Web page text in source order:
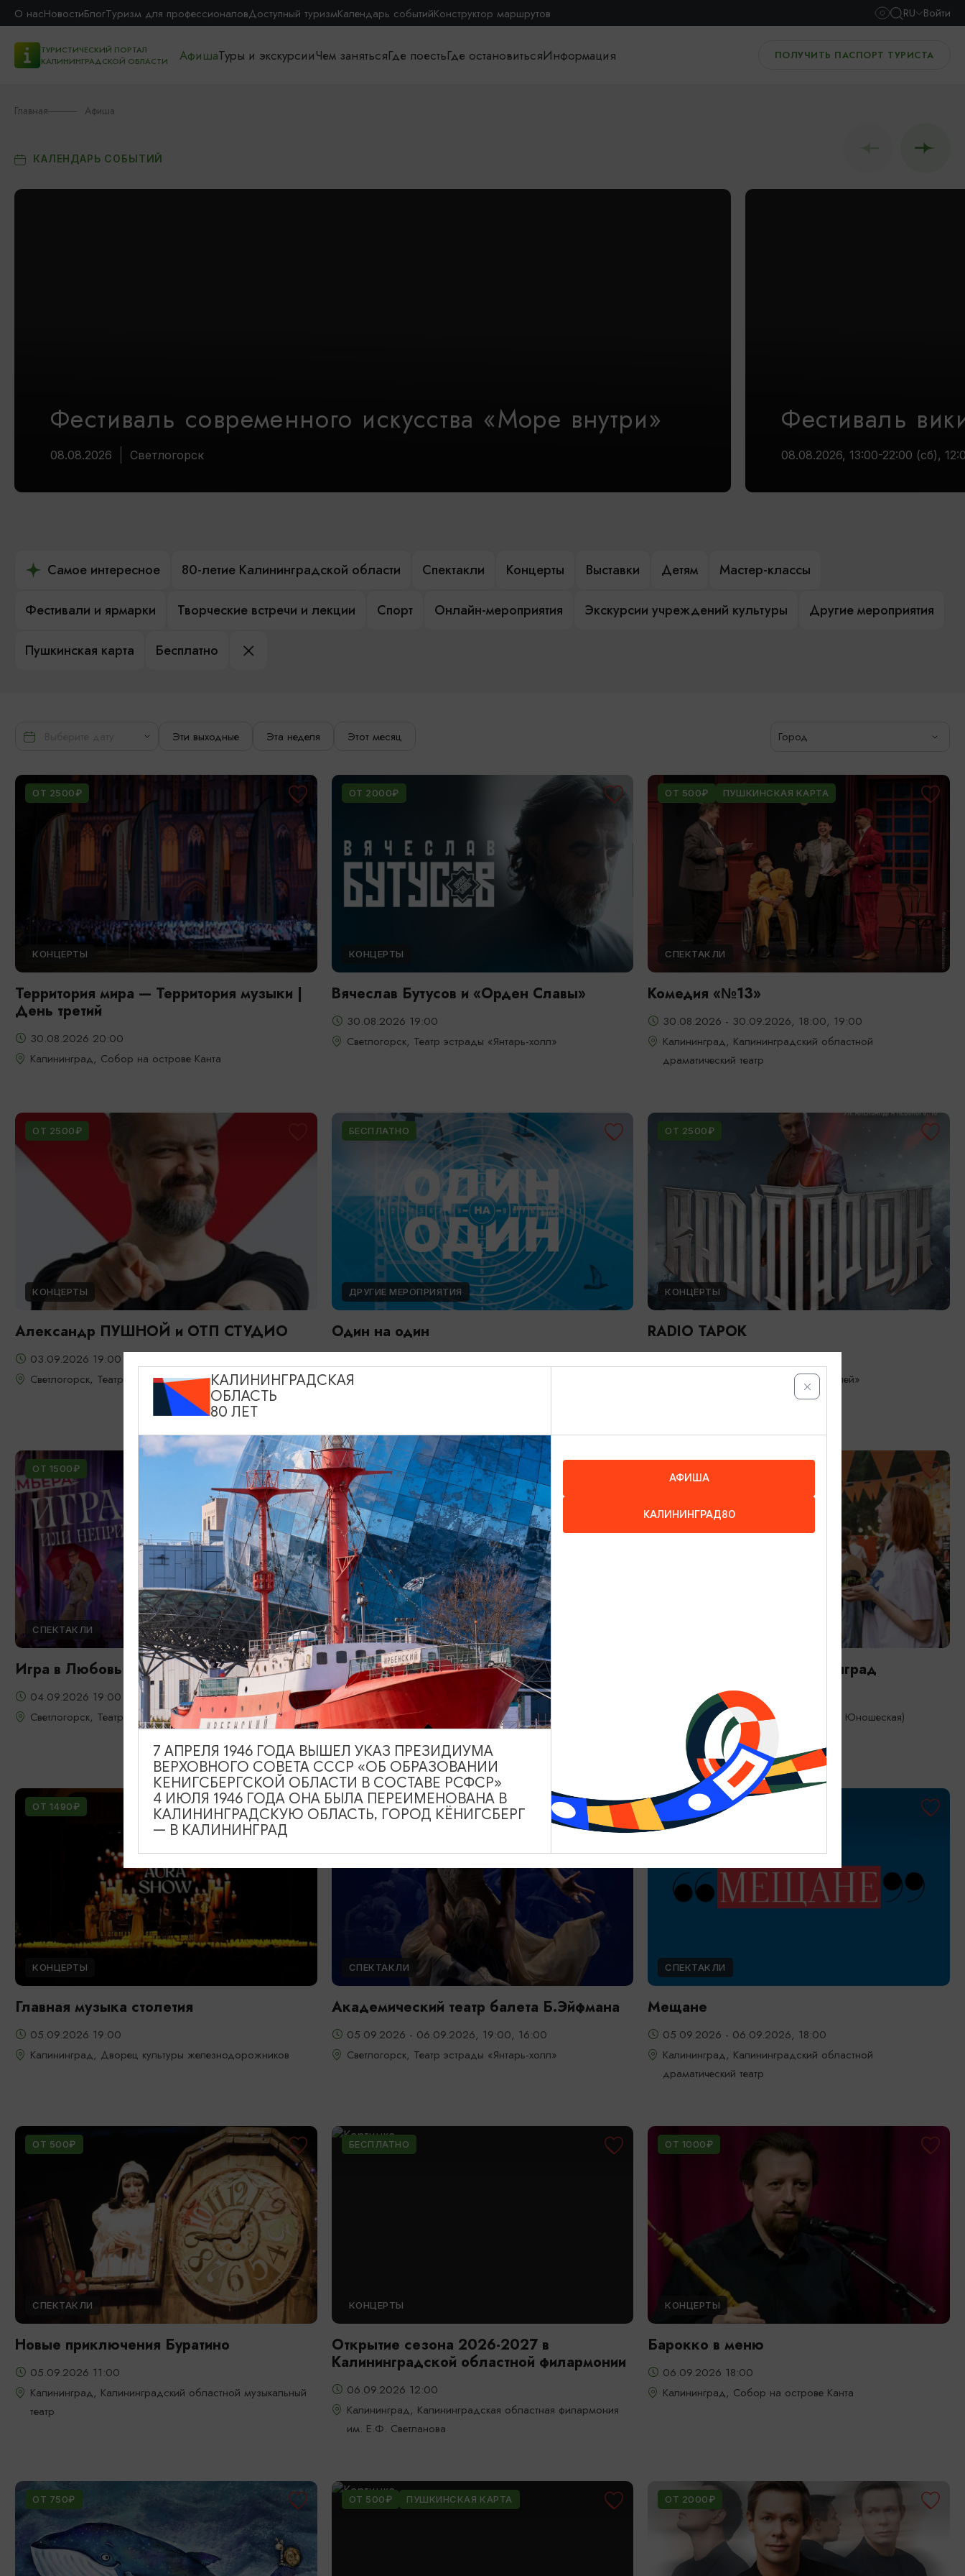
О насНовостиБлогТуризм для профессионаловДоступный туризмКалендарь событийКонструктор маршрутов RU Войти
ТУРИСТИЧЕСКИЙ ПОРТАЛ
КАЛИНИНГРАДСКОЙ ОБЛАСТИ
АфишаТуры и экскурсииЧем занятьсяГде поестьГде остановитьсяИнформация ПОЛУЧИТЬ ПАСПОРТ ТУРИСТА
Главная Афиша
КАЛЕНДАРЬ СОБЫТИЙ
Фестиваль современного искусства «Море внутри»
08.08.2026 Светлогорск
Фестиваль
08.08.2026, 13:00-22:00 (сб),
Самое интересное 80-летие Калининградской области Спектакли Концерты Выставки Детям Мастер-классы
Фестивали и ярмарки Творческие встречи и лекции Спорт Онлайн-мероприятия Экскурсии учреждений культуры Другие мероприятия
Пушкинская карта Бесплатно
Эти выходные Эта неделя Этот месяц Город
ОТ 2500₽
КОНЦЕРТЫ
Территория мира — Территория музыки |
День третий
30.08.2026 20:00
Калининград, Собор на острове Канта
ОТ 2000₽
КОНЦЕРТЫ
Вячеслав Бутусов и «Орден Славы»
30.08.2026 19:00
Светлогорск, Театр эстрады «Янтарь-холл»
ОТ 500₽ ПУШКИНСКАЯ КАРТА
СПЕКТАКЛИ
Комедия «№13»
30.08.2026 - 30.09.2026, 18:00, 19:00
Калининград, Калининградский областной
драматический театр
ОТ 2500₽
КОНЦЕРТЫ
Александр ПУШНОЙ и ОТП СТУДИО
03.09.2026 19:00
Светлогорск, Театр эстрады «Янтарь-холл»
БЕСПЛАТНО
ДРУГИЕ МЕРОПРИЯТИЯ
Один на один
Калининград, Калининградская областная филармония
ОТ 2500₽
КОНЦЕРТЫ
RADIO TAPOK
Калининград, РК «Резиденция королей»
ОТ 1500₽
СПЕКТАКЛИ
Игра в Любовь
04.09.2026 19:00
Светлогорск, Театр эстрады «Янтарь-холл»
ОТ 400₽
СПЕКТАКЛИ
Линия соприкосновения
04.09.2026 19:00
Калининград, Калининградский областной музыкальный
Городской пикник: Калининград
04.09.2026 - 06.09.2026
Калининград, Королевский парк (ул. Юношеская)
ОТ 1490₽
КОНЦЕРТЫ
Главная музыка столетия
05.09.2026 19:00
Калининград, Дворец культуры железнодорожников
ОТ 2000₽ ПУШКИНСКАЯ КАРТА
СПЕКТАКЛИ
Академический театр балета Б.Эйфмана
05.09.2026 - 06.09.2026, 19:00, 16:00
Светлогорск, Театр эстрады «Янтарь-холл»
ОТ 600₽
СПЕКТАКЛИ
Мещане
05.09.2026 - 06.09.2026, 18:00
Калининград, Калининградский областной
драматический театр
ОТ 500₽
СПЕКТАКЛИ
Новые приключения Буратино
05.09.2026 11:00
Калининград, Калининградский областной музыкальный
театр
БЕСПЛАТНО
КОНЦЕРТЫ
Открытие сезона 2026-2027 в
Калининградской областной филармонии
06.09.2026 12:00
Калининград, Калининградская областная филармония
им. Е.Ф. Светланова
ОТ 1000₽
КОНЦЕРТЫ
Барокко в меню
06.09.2026 18:00
Калининград, Собор на острове Канта
ОТ 750₽ ОТ 500₽ ПУШКИНСКАЯ КАРТА ОТ 2000₽
КАЛИНИНГРАДСКАЯ
ОБЛАСТЬ
80 ЛЕТ
АФИША
КАЛИНИНГРАД80
7 АПРЕЛЯ 1946 ГОДА ВЫШЕЛ УКАЗ ПРЕЗИДИУМА
ВЕРХОВНОГО СОВЕТА СССР «ОБ ОБРАЗОВАНИИ
КЕНИГСБЕРГСКОЙ ОБЛАСТИ В СОСТАВЕ РСФСР»
4 ИЮЛЯ 1946 ГОДА ОНА БЫЛА ПЕРЕИМЕНОВАНА В
КАЛИНИНГРАДСКУЮ ОБЛАСТЬ, ГОРОД КЁНИГСБЕРГ
— В КАЛИНИНГРАД